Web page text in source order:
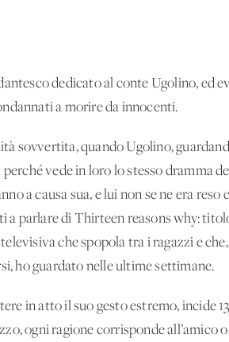
dedicato al conte Ugolino, ed
a morire da innocenti.
sovvertita, quando Ugolino,
vede in loro lo stesso dramma
a causa sua, e lui non se ne era
a parlare di Thirteen reasons why:
che spopola tra i ragazzi e
ho guardato nelle ultime settimane.
in atto il suo gesto estremo, incide
ogni ragione corrisponde all’amico